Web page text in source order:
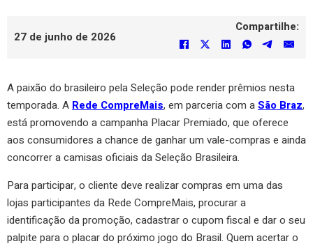
27 de junho de 2026
Compartilhe:
A paixão do brasileiro pela Seleção pode render prêmios nesta
temporada. A Rede CompreMais, em parceria com aSão Braz,
está promovendo a campanha Placar Premiado, que oferece
aos consumidores a chance de ganhar um vale-compras e ainda
concorrer a camisas oficiais da Seleção Brasileira.
Para participar, o cliente deve realizar compras em uma das
lojas participantes da Rede CompreMais, procurar a
identificação da promoção, cadastrar o cupom fiscal e dar o seu
palpite para o placar do próximo jogo do Brasil. Quem acertar o